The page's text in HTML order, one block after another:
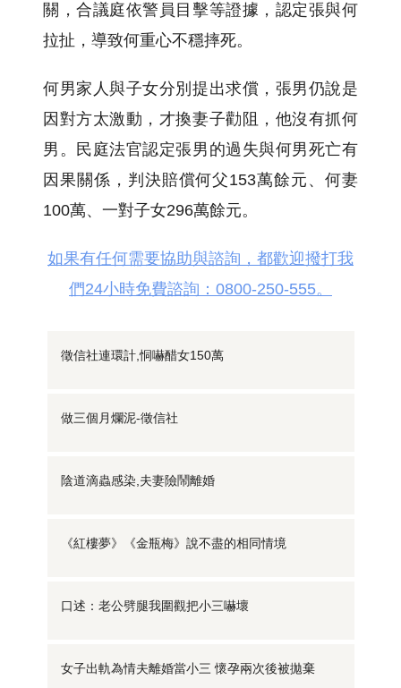
關，合議庭依警員目擊等證據，認定張與何
拉扯，導致何重心不穩摔死。
何男家人與子女分別提出求償，張男仍說是
因對方太激動，才換妻子勸阻，他沒有抓何
男。民庭法官認定張男的過失與何男死亡有
因果關係，判決賠償何父153萬餘元、何妻
100萬、一對子女296萬餘元。
如果有任何需要協助與諮詢，都歡迎撥打我
們24小時免費諮詢：0800-250-555。
徵信社連環計,恫嚇醋女150萬
做三個月爛泥-徵信社
陰道滴蟲感染,夫妻險鬧離婚
《紅樓夢》《金瓶梅》說不盡的相同情境
口述：老公劈腿我圍觀把小三嚇壞
女子出軌為情夫離婚當小三 懷孕兩次後被拋棄